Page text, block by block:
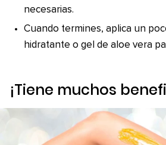
necesarias.
Cuando termines, aplica un
hidratante o gel de aloe vera
¡Tiene muchos